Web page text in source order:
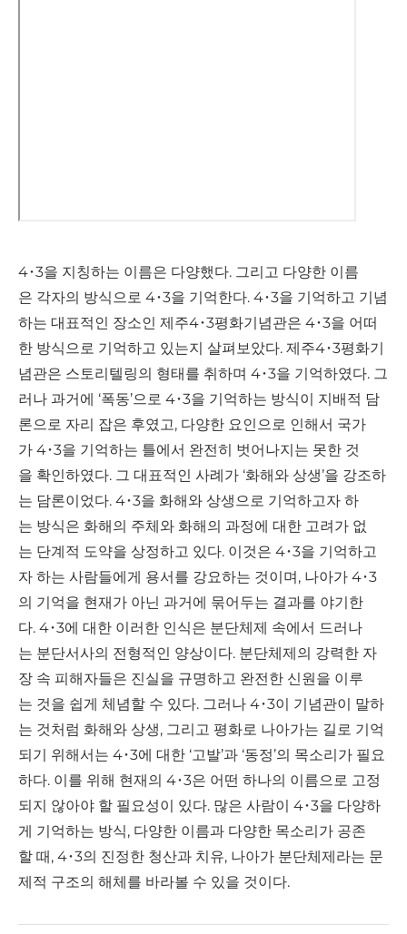
4･3을 지칭하는 이름은 다양했다. 그리고 다양한 이름
은 각자의 방식으로 4･3을 기억한다. 4･3을 기억하고 기념
하는 대표적인 장소인 제주4･3평화기념관은 4･3을 어떠
한 방식으로 기억하고 있는지 살펴보았다. 제주4･3평화기
념관은 스토리텔링의 형태를 취하며 4･3을 기억하였다. 그
러나 과거에 ‘폭동’으로 4･3을 기억하는 방식이 지배적 담
론으로 자리 잡은 후였고, 다양한 요인으로 인해서 국가
가 4･3을 기억하는 틀에서 완전히 벗어나지는 못한 것
을 확인하였다. 그 대표적인 사례가 ‘화해와 상생’을 강조하
는 담론이었다. 4･3을 화해와 상생으로 기억하고자 하
는 방식은 화해의 주체와 화해의 과정에 대한 고려가 없
는 단계적 도약을 상정하고 있다. 이것은 4･3을 기억하고
자 하는 사람들에게 용서를 강요하는 것이며, 나아가 4･3
의 기억을 현재가 아닌 과거에 묶어두는 결과를 야기한
다. 4･3에 대한 이러한 인식은 분단체제 속에서 드러나
는 분단서사의 전형적인 양상이다. 분단체제의 강력한 자
장 속 피해자들은 진실을 규명하고 완전한 신원을 이루
는 것을 쉽게 체념할 수 있다. 그러나 4･3이 기념관이 말하
는 것처럼 화해와 상생, 그리고 평화로 나아가는 길로 기억
되기 위해서는 4･3에 대한 ‘고발’과 ‘동정’의 목소리가 필요
하다. 이를 위해 현재의 4･3은 어떤 하나의 이름으로 고정
되지 않아야 할 필요성이 있다. 많은 사람이 4･3을 다양하
게 기억하는 방식, 다양한 이름과 다양한 목소리가 공존
할 때, 4･3의 진정한 청산과 치유, 나아가 분단체제라는 문
제적 구조의 해체를 바라볼 수 있을 것이다.